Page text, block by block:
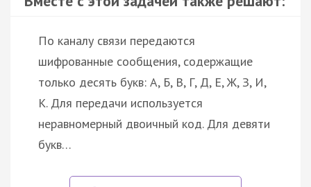
По каналу связи передаются
шифрованные сообщения, содержащие
только десять букв: А, Б, В, Г, Д, Е, Ж, З, И,
К. Для передачи используется
неравномерный двоичный код. Для девяти
букв…